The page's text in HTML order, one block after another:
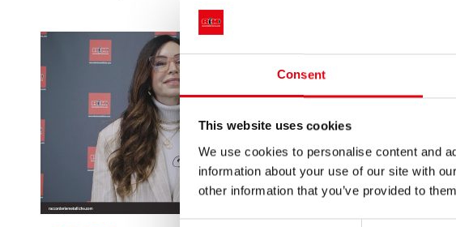
Consent
This website uses cookies
We use cookies to personalise content and
information about your use of our site with
other information that you’ve provided to